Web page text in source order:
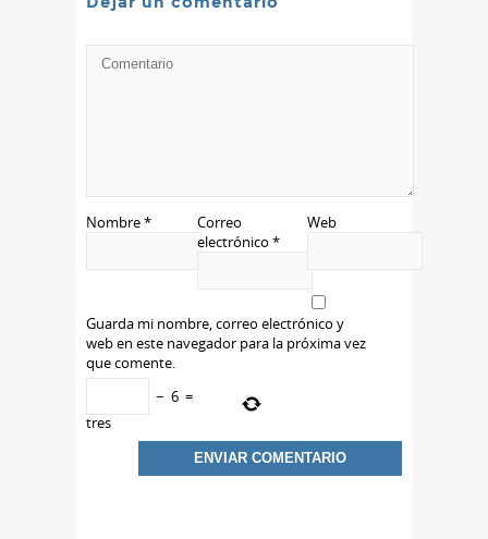
Nombre*
Correo
electrónico *
Web
Guarda mi nombre, correo electrónico y
web en este navegador para la próxima vez
que comente.
− 6 =
tres